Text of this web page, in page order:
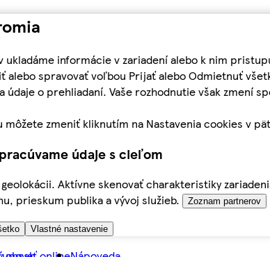
ukladáme informácie v zariadení alebo k nim
alebo spravovať voľbou Prijať alebo Odmietnuť
o prehliadaní. Vaše rozhodnutie však zmení
môžete zmeniť kliknutím na Nastavenia cookies v
údaje s cieľom
Aktívne skenovať charakteristiky
prieskum publika a vývoj služieb.
Zoznam partnerov
Vlastné nastavenie